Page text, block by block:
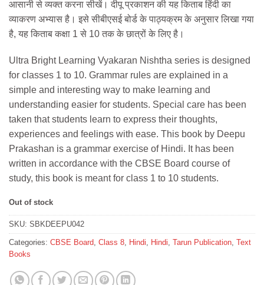
आसानी से व्यक्त करना सीखें। दीपू प्रकाशन की यह किताब हिंदी का
व्याकरण अभ्यास है। इसे सीबीएसई बोर्ड के पाठ्यक्रम के अनुसार लिखा गया
है, यह किताब कक्षा 1 से 10 तक के छात्रों के लिए है।
Ultra Bright Learning Vyakaran Nishtha series is designed
for classes 1 to 10. Grammar rules are explained in a
simple and interesting way to make learning and
understanding easier for students. Special care has been
taken that students learn to express their thoughts,
experiences and feelings with ease. This book by Deepu
Prakashan is a grammar exercise of Hindi. It has been
written in accordance with the CBSE Board course of
study, this book is meant for class 1 to 10 students.
Out of stock
SKU: SBKDEEPU042
Categories: CBSE Board, Class 8, Hindi, Hindi, Tarun Publication, Text
Books